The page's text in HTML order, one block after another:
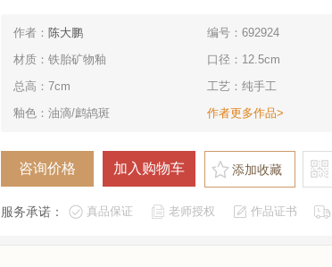
作者： 陈大鹏 编号：692924
材质：铁胎矿物釉
口径：12.5cm
总高：7cm
工艺：纯手工
釉色：油滴/鹧鸪斑
作者更多作品>
添加收藏
服务承诺： 真品保证 老师授权 作品证书